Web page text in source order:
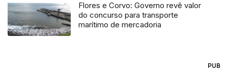
Flores e Corvo: Governo revê valor
do concurso para transporte
marítimo de mercadoria
PUB